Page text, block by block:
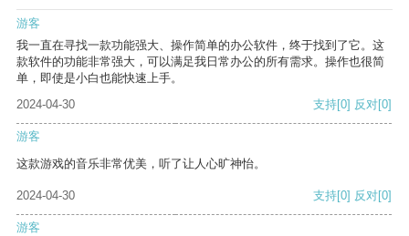
游客
我一直在寻找一款功能强大、操作简单的办公软件，终于找到了它。这
款软件的功能非常强大，可以满足我日常办公的所有需求。操作也很简
单，即使是小白也能快速上手。
2024-04-30
支持[0] 反对[0]
游客
这款游戏的音乐非常优美，听了让人心旷神怡。
2024-04-30 支持[0] 反对[0]
游客